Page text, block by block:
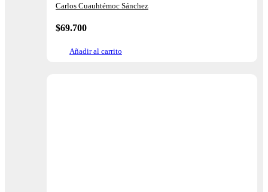
Carlos Cuauhtémoc Sánchez
$69.700
Añadir al carrito